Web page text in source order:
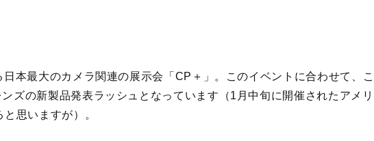
本最大のカメラ関連の展示会「CP＋」。このイベントに合わせて、こ
ズの新製品発表ラッシュとなっています（1月中旬に開催されたアメリ
思いますが）。